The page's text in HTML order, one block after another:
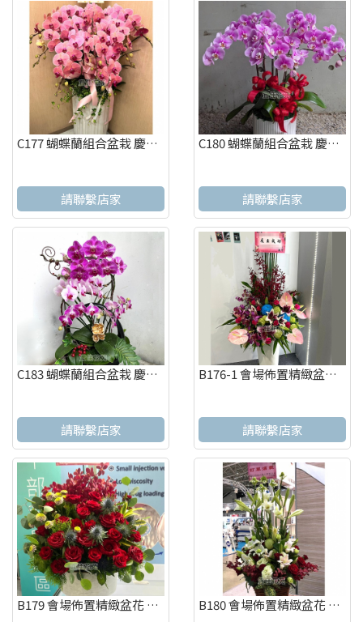
C177 蝴蝶蘭組合盆栽 慶祝榮陞、開幕喬遷、參展成功、祝賀花禮
請聯繫店家
C180 蝴蝶蘭組合盆栽 慶祝榮陞、開幕喬遷、參展成功、祝賀花禮
請聯繫店家
C183 蝴蝶蘭組合盆栽 慶祝榮陞、開幕喬遷、參展成功、祝賀花禮
請聯繫店家
B176-1 會場佈置精緻盆花 慶祝榮陞、開幕喬遷、參展成功
請聯繫店家
B179 會場佈置精緻盆花 慶祝榮陞、開幕喬遷、參展成功 B180 會場佈置精緻盆花 慶祝榮陞、開幕喬遷、參展成功